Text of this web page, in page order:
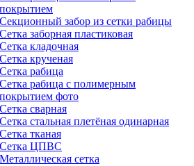
покрытием
Секционный забор из сетки рабицы
Сетка заборная пластиковая
Сетка кладочная
Сетка крученая
Сетка рабица
Сетка рабица с полимерным
покрытием фото
Сетка сварная
Сетка стальная плетёная одинарная
Сетка тканая
Сетка ЦПВС
Металлическая сетка